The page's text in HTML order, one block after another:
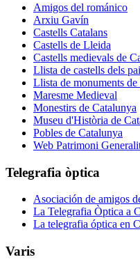
Amigos del románico
Arxiu Gavín
Castells Catalans
Castells de Lleida
Castells medievals de
Llista de castells dels
Llista de monuments
Maresme Medieval
Monestirs de Catalunya
Museu d'Història de
Pobles de Catalunya
Web Patrimoni
Telegrafia òptica
Asociación de amigos
La Telegrafia Òptica a
La telegrafia óptica en
Varis